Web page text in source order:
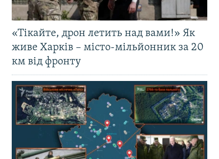
«Тікайте, дрон летить над вами!» Як
живе Харків – місто-мільйонник за 20
км від фронту